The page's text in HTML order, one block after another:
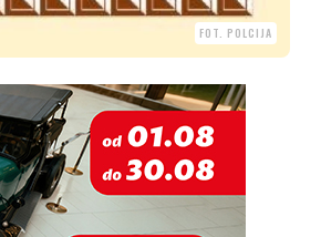
FOT. POLCIJA